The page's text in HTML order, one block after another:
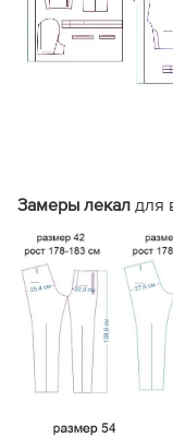
Инструкция по
Технические
данные
Опыт других
покупателей
Замеры лекал для